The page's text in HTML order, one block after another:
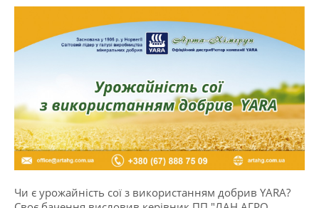
Чи є урожайність сої з використанням добрив YARA?